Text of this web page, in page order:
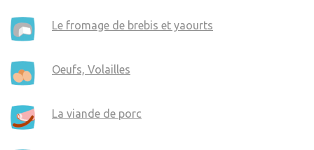
Le fromage de brebis et yaourts
Oeufs, Volailles
La viande de porc